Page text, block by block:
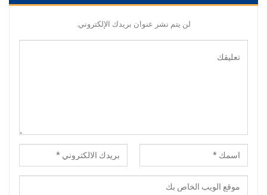
لن يتم نشر عنوان بريدك الإلكتروني.